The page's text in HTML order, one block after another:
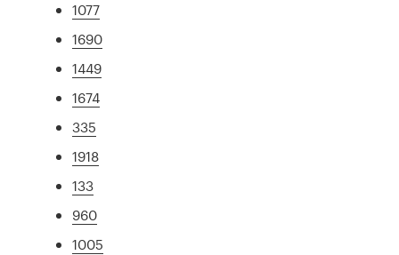
1077
1690
1449
1674
335
1918
133
960
1005